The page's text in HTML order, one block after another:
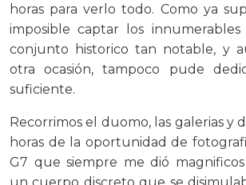
horas para verlo todo. Como ya
imposible captar los
conjunto historico tan notable, y
otra ocasión, tampoco pude
suficiente.
Recorrimos el duomo, las galerias y
horas de la oportunidad de
G7 que siempre me dió